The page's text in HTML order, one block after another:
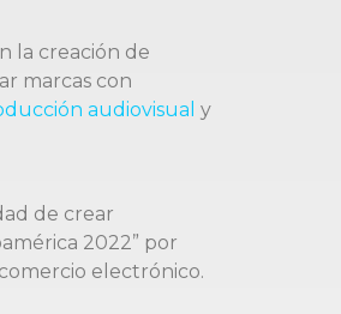
la creación de
marcas con
audiovisual y
de crear
2022” por
electrónico.